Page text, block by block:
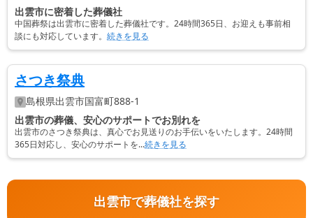
出雲市に密着した葬儀社
中国葬祭は出雲市に密着した葬儀社です。24時間365日、お迎えも事前相
談にも対応しています。 続きを見る
さつき祭典
島根県出雲市国富町888-1
出雲市の葬儀、安心のサポートでお別れを
出雲市のさつき祭典は、真心でお見送りのお手伝いをいたします。24時間
365日対応し、安心のサポートを...続きを見る
出雲市で葬儀社を探す